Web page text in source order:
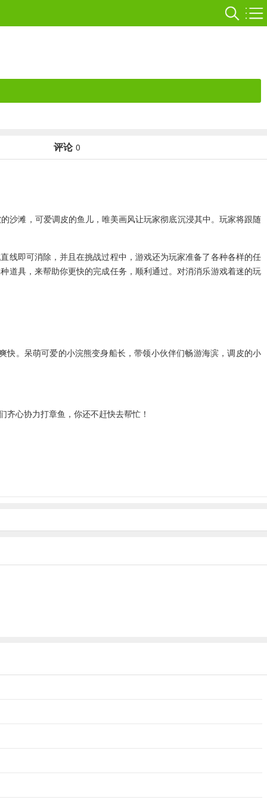
评论 0
沙滩，可爱调皮的鱼儿，唯美画风让玩家彻底沉浸其中。玩家将跟随
线即可消除，并且在挑战过程中，游戏还为玩家准备了各种各样的任
道具，来帮助你更快的完成任务，顺利通过。对消消乐游戏着迷的玩
。呆萌可爱的小浣熊变身船长，带领小伙伴们畅游海滨，调皮的小
心协力打章鱼，你还不赶快去帮忙！